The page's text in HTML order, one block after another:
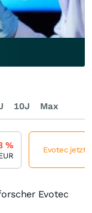
Evotec
10J Max
% Evotec jetzt